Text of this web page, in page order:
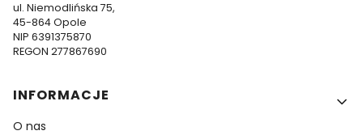
ul. Niemodlińska 75,
45-864 Opole
NIP 6391375870
REGON 277867690
Linki w stopce
INFORMACJE
O nas